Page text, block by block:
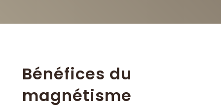
Bénéfices du
magnétisme